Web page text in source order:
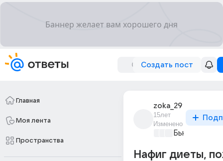
Создать пост
Главная
Моя лента
Пространства
zoka_29
15лет
Изменено
Бьютилэнд
Нафиг диеты,